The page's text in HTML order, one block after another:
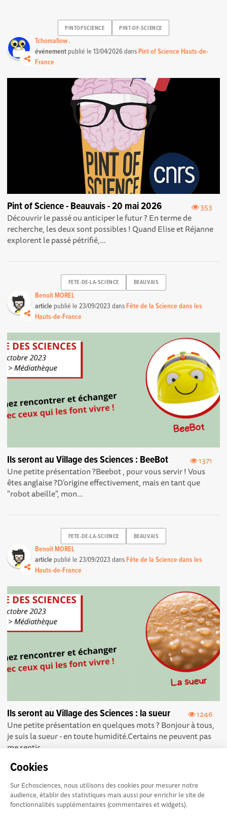
Cookies
Sur Echosciences, nous utilisons des cookies pour mesurer notre
audience, établir des statistiques mais aussi pour enrichir le site de
fonctionnalités supplémentaires (commentaires et widgets).
PINTOFSCIENCE PINT-OF-SCIENCE
Tchomallow .
événement publié le13/04/2026dans Pint of Science Hauts-de-
France
353
Pint of Science - Beauvais - 20 mai 2026
Découvrir le passé ou anticiper le futur ? En terme de
recherche, les deux sont possibles ! Quand Elise et Réjanne
explorent le passé pétrifié,...
FETE-DE-LA-SCIENCE BEAUVAIS
Benoît MOREL
article publié le23/09/2023 dans Fête de la Science dans les
Hauts-de-France
1371
Ils seront au Village des Sciences : BeeBot
Une petite présentation ? Beebot , pour vous servir ! Vous
êtes anglaise ? D’origine effectivement, mais en tant que
"robot abeille", mon...
FETE-DE-LA-SCIENCE BEAUVAIS
Benoît MOREL
article publié le23/09/2023 dans Fête de la Science dans les
Hauts-de-France
1246
Ils seront au Village des Sciences : la sueur
Une petite présentation en quelques mots ? Bonjour à tous,
je suis la sueur - en toute humidité.Certains ne peuvent pas
me sentir,...